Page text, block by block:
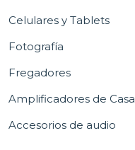
Celulares y Tablets
Fotografía
Fregadores
Amplificadores de Casa
Accesorios de audio